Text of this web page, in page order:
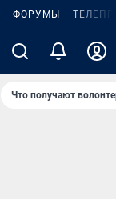
ФОРУМЫ
Что получают